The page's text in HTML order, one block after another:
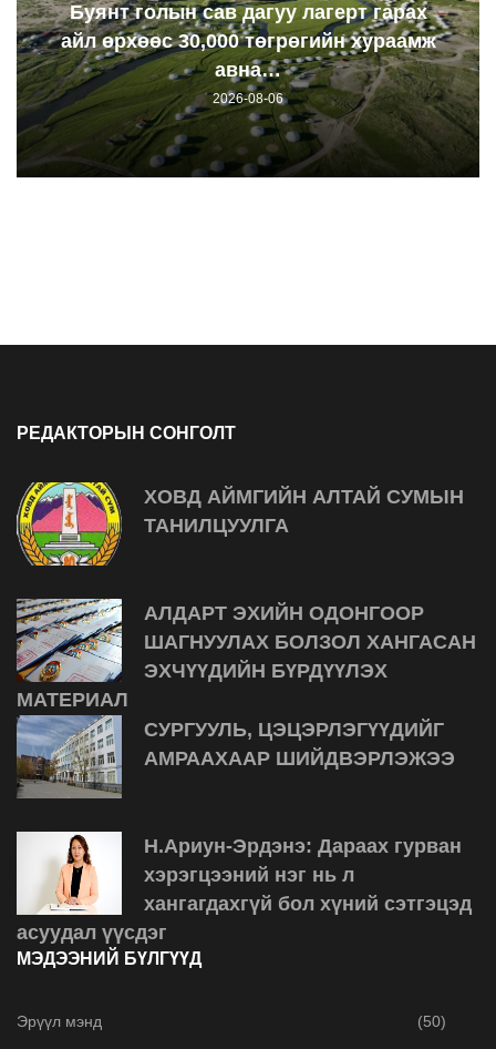
Буянт голын сав дагуу лагерт гарах
айл өрхөөс 30,000 төгрөгийн хураамж
авна…
2026-08-06
РЕДАКТОРЫН СОНГОЛТ
ХОВД АЙМГИЙН АЛТАЙ СУМЫН
ТАНИЛЦУУЛГА
АЛДАРТ ЭХИЙН ОДОНГООР
ШАГНУУЛАХ БОЛЗОЛ ХАНГАСАН
ЭХЧҮҮДИЙН БҮРДҮҮЛЭХ
МАТЕРИАЛ
СУРГУУЛЬ, ЦЭЦЭРЛЭГҮҮДИЙГ
АМРААХААР ШИЙДВЭРЛЭЖЭЭ
Н.Ариун-Эрдэнэ: Дараах гурван
хэрэгцээний нэг нь л
хангагдахгүй бол хүний сэтгэцэд
асуудал үүсдэг
МЭДЭЭНИЙ БҮЛГҮҮД
Эрүүл мэнд (50)